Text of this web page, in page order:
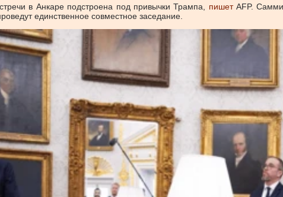
в Анкаре подстроена под привычки Трампа, пишетAFP.
единственное совместное заседание.